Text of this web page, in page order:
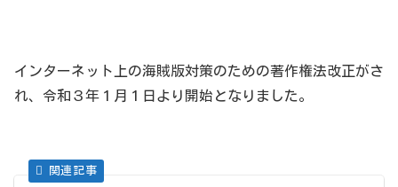
インターネット上の海賊版対策のための著作権法改正がさ
れ、令和３年１月１日より開始となりました。